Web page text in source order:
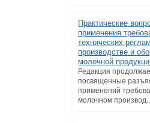
Практические
применения
технических
производстве и
молочной
Редакция
посвященные
применений
молочном